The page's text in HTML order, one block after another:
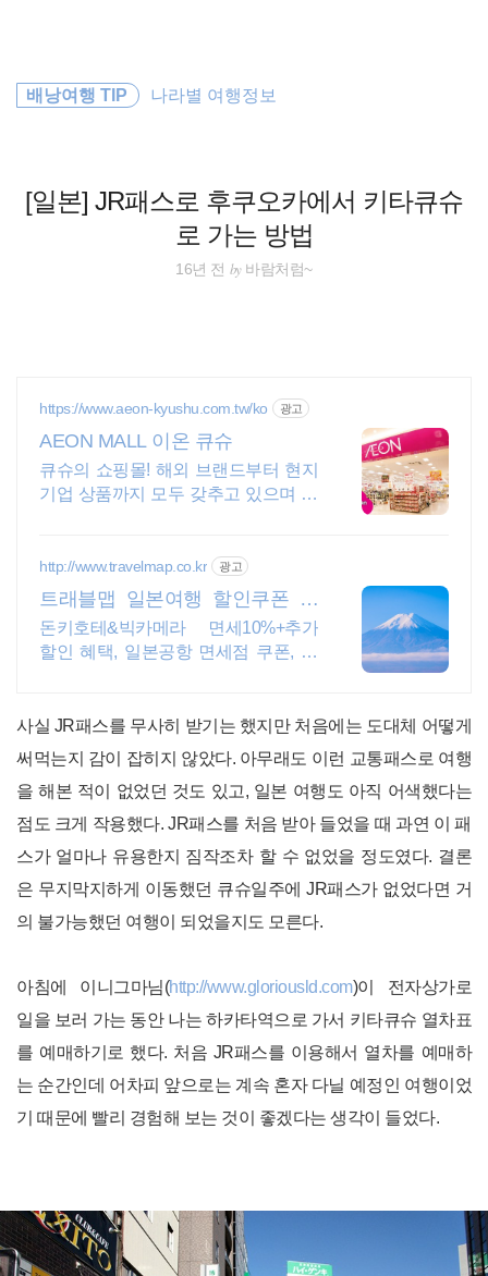
로
[일본] JR패스로 후쿠오카에서 키타큐슈
로 가는 방법
배낭여행 TIP 나라별 여행정보
16년 전 by바람처럼~
https://www.aeon-kyushu.com.tw/ko 광고
AEON MALL 이온 큐슈
큐슈의 쇼핑몰! 해외 브랜드부터 현지
기업 상품까지 모두 갖추고 있으며 면
http://www.travelmap.co.kr 광고
트래블맵 일본여행 할인쿠폰 일
본여행 필수 쿠폰 다운가능
돈키호테&빅카메라 면세10%+추가
할인 혜택, 일본공항 면세점 쿠폰, 어
사실 JR패스를 무사히 받기는 했지만 처음에는 도대체 어떻게
써먹는지 감이 잡히지 않았다. 아무래도 이런 교통패스로 여행
을 해본 적이 없었던 것도 있고, 일본 여행도 아직 어색했다는
점도 크게 작용했다. JR패스를 처음 받아 들었을 때 과연 이 패
스가 얼마나 유용한지 짐작조차 할 수 없었을 정도였다. 결론
은 무지막지하게 이동했던 큐슈일주에 JR패스가 없었다면 거
의 불가능했던 여행이 되었을지도 모른다.
아침에 이니그마님(http://www.gloriousld.com)이 전자상가로
일을 보러 가는 동안 나는 하카타역으로 가서 키타큐슈 열차표
를 예매하기로 했다. 처음 JR패스를 이용해서 열차를 예매하
는 순간인데 어차피 앞으로는 계속 혼자 다닐 예정인 여행이었
기 때문에 빨리 경험해 보는 것이 좋겠다는 생각이 들었다.
오스트레일리아
호주
일본
세계여행